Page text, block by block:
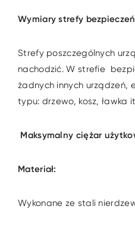
Wymiary strefy
Strefy poszczególnych
nachodzić. W strefie
żadnych innych urządzeń,
typu: drzewo, kosz, ławka
Maksymalny ciężar
Materiał:
Wykonane ze stali